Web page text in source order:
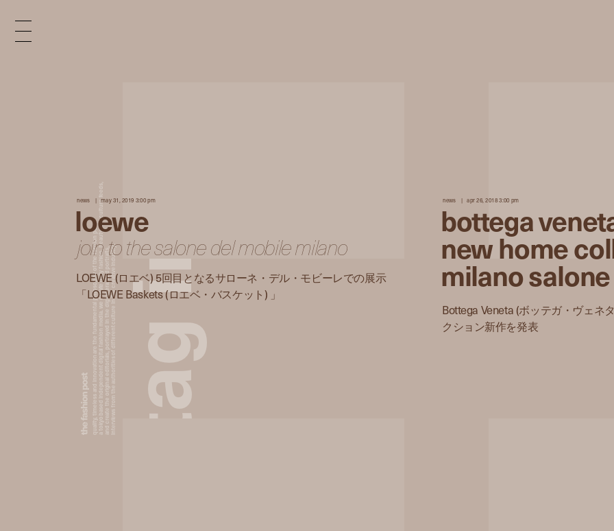
quality, timeless and innovation are the fundamental philosophy of the fashion post,a tokyo based independent digital fashion media. we curate daily fashion, beauty and culture feeds,and create the original editorials, portrayed in the digital era, and portraits,interviews from the authorities of different culture in the creative industry.
t
a
g
i
n
d
news may 31, 2019 3:00 pm
loewe
join to the salone del mobile milano
LOEWE (ロエベ) 5回目となるサローネ・デル・モビーレでの展示
「LOEWE Baskets (ロエベ・バスケット) 」
news apr 26, 2018 3:00 pm
bottega
new home
milano salone
Bottega Veneta (ボッテガ・ヴェネ
クション新作を発表